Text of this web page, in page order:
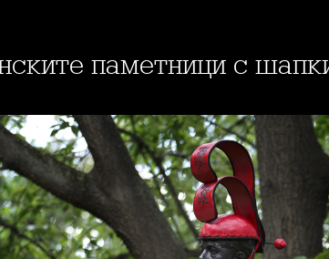
паметници с